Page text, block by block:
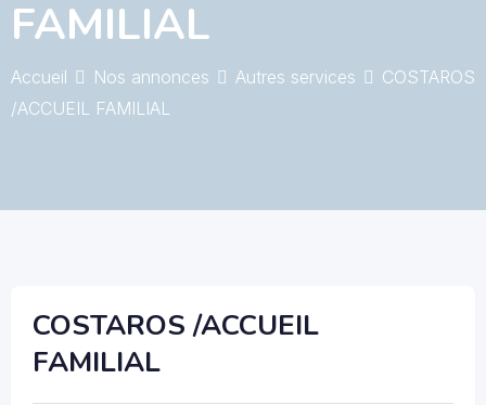
FAMILIAL
Accueil Nos annonces Autres services
COSTAROS
/ACCUEIL FAMILIAL
COSTAROS /ACCUEIL
FAMILIAL